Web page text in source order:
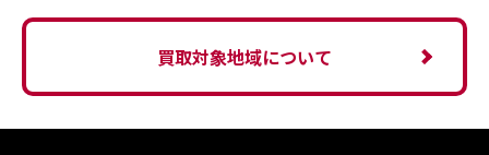
買取対象地域について